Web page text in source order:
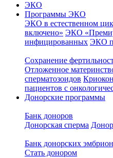
ЭКО
Программы ЭКО
ЭКО в естественном
включено» ЭКО
инфицированных ЭКО
Сохранение
Отложенное
сперматозоидов
пациентов с
Донорские программы
Банк доноров
Донорская сперма
Банк донорских
Стать донором